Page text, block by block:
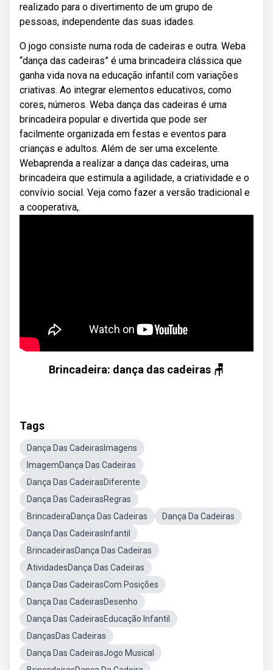
realizado para o divertimento de um grupo de
pessoas, independente das suas idades.
O jogo consiste numa roda de cadeiras e outra. Weba
“dança das cadeiras” é uma brincadeira clássica que
ganha vida nova na educação infantil com variações
criativas. Ao integrar elementos educativos, como
cores, números. Weba dança das cadeiras é uma
brincadeira popular e divertida que pode ser
facilmente organizada em festas e eventos para
crianças e adultos. Além de ser uma excelente.
Webaprenda a realizar a dança das cadeiras, uma
brincadeira que estimula a agilidade, a criatividade e o
convívio social. Veja como fazer a versão tradicional e
a cooperativa,.
Brincadeira: dança das cadeiras 🪑
Tags
Dança Das CadeirasImagens
ImagemDança Das Cadeiras
Dança Das CadeirasDiferente
Dança Das CadeirasRegras
BrincadeiraDança Das Cadeiras
Dança Da Cadeiras
Dança Das CadeirasInfantil
BrincadeirasDança Das Cadeiras
AtividadesDança Das Cadeiras
Dança Das CadeirasCom Posições
Dança Das CadeirasDesenho
Dança Das CadeirasEducação Infantil
DançasDas Cadeiras
Dança Das CadeirasJogo Musical